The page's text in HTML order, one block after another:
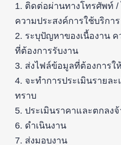
1. ติดต่อผ่านทางโทรศัพท์ /
ความประสงค์การใช้บริการ
2. ระบุปัญหาของเนื้องาน ค
ที่ต้องการรับงาน
3. ส่งไฟล์ข้อมูลที่ต้องการใ
4. จะทำการประเมินรายละ
ทราบ
5. ประเมินราคาและตกลงจ้
6. ดำเนินงาน
7. ส่งมอบงาน